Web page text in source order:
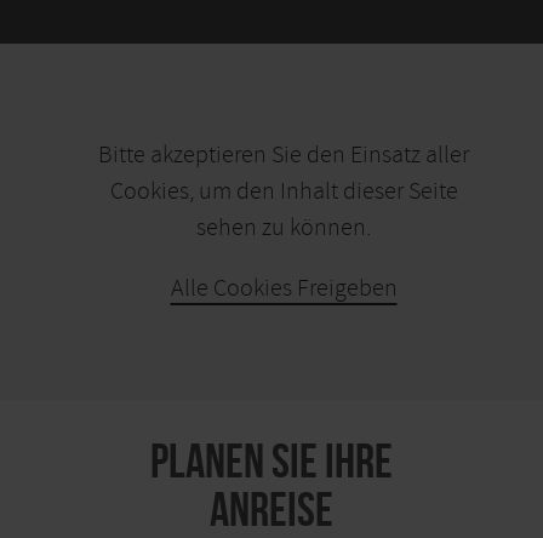
Bitte akzeptieren Sie den Einsatz aller
Cookies, um den Inhalt dieser Seite
sehen zu können.
Alle Cookies Freigeben
PLANEN SIE IHRE
ANREISE